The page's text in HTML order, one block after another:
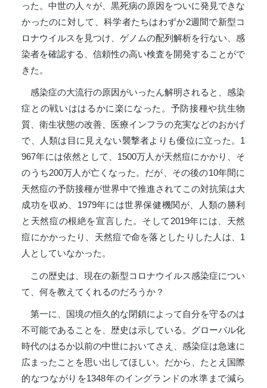
った。中世の人々が、黒死病の原因をついに発見できな
かったのに対して、科学者たちはわずか2週間で新型コ
ロナウイルスを見つけ、ゲノムの配列解析を行ない、感
染者を確認する、信頼性の高い検査を開発することがで
きた。
感染症の大流行の原因がいったん解明されると、感染
症との戦いははるかに楽になった。予防接種や抗生物
質、衛生状態の改善、医療インフラの充実などのおかげ
で、人類は目に見えない襲撃者よりも優位に立った。1
967年には依然として、1500万人が天然痘にかかり、そ
のうち200万人が亡くなった。だが、その後の10年間に
天然痘の予防接種が世界中で推進されてこの対抗策は大
成功を収め、1979年には世界保健機関が、人類の勝利
と天然痘の根絶を宣言した。そして2019年には、天然
痘にかかったり、天然痘で命を落としたりした人は、1
人としていなかった。
この歴史は、現在の新型コロナウイルス感染症につい
て、何を教えてくれるのだろうか？
第一に、国境の恒久的な閉鎖によって自分を守るのは
不可能であることを、歴史は示している。グローバル化
時代のはるか以前の中世においてさえ、感染症は急速に
広まったことを思い出してほしい。だから、たとえ国際
的なつながりを1348年のイングランドの水準まで減ら